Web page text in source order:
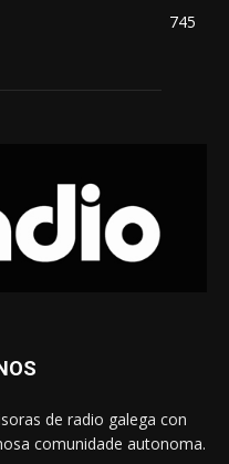
745
de radio galega con
comunidade autonoma.